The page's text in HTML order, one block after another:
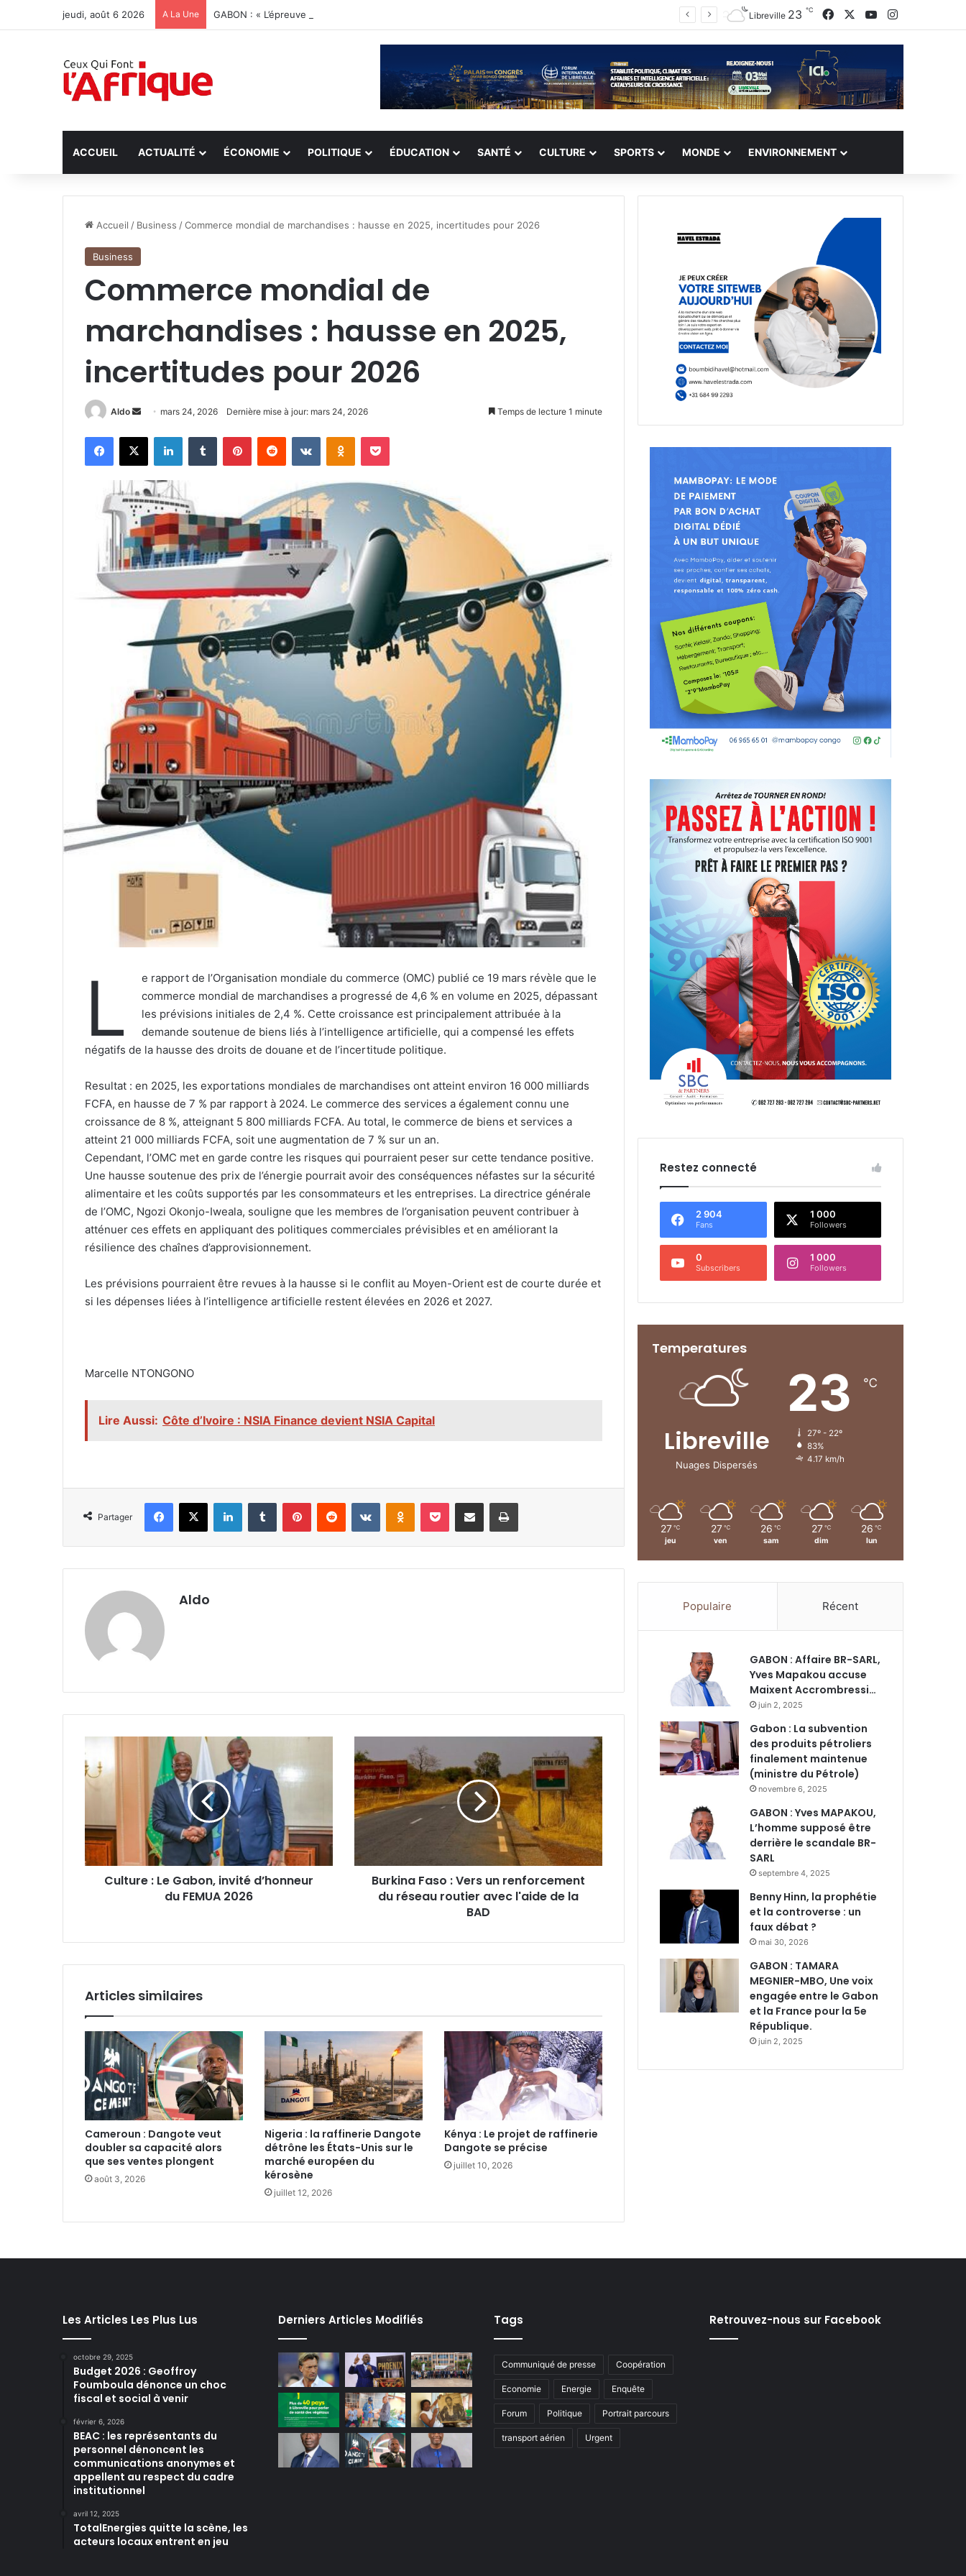
jeudi, août 6 2026 A La Une GABON : « L’épreuve peut devenir le début d’une vie nouvelle » Jonathan Diamant Boukinda Libreville 23 ℃ FacebookYouTubeInstagram
ACCUEIL ACTUALITÉ ÉCONOMIE POLITIQUE ÉDUCATION SANTÉ CULTURE SPORTS MONDE ENVIRONNEMENT
Accueil / Business /Commerce mondial de marchandises : hausse en 2025, incertitudes pour 2026
Business
Commerce mondial de
marchandises : hausse en 2025,
incertitudes pour 2026
Aldo
Envoyer
courriel
mars 24, 2026 Dernière mise à jour: mars 24, 2026 Temps de lecture 1 minute
Facebook
X LinkedinTumblr PinterestReddit VKontakteOdnoklassniki
Pocket
L
e rapport de l’Organisation mondiale du commerce (OMC) publié ce 19 mars révèle que le
commerce mondial de marchandises a progressé de 4,6 % en volume en 2025, dépassant
les prévisions initiales de 2,4 %. Cette croissance est principalement attribuée à la
demande soutenue de biens liés à l’intelligence artificielle, qui a compensé les effets
négatifs de la hausse des droits de douane et de l’incertitude politique.
‎Resultat : en 2025, les exportations mondiales de marchandises ont atteint environ 16 000 milliards
FCFA, en hausse de 7 % par rapport à 2024. Le commerce des services a également connu une
croissance de 8 %, atteignant 5 800 milliards FCFA. Au total, le commerce de biens et services a
atteint 21 000 milliards FCFA, soit une augmentation de 7 % sur un an.
‎Cependant, l’OMC met en garde contre les risques qui pourraient peser sur cette tendance positive.
Une hausse soutenue des prix de l’énergie pourrait avoir des conséquences néfastes sur la sécurité
alimentaire et les coûts supportés par les consommateurs et les entreprises. La directrice générale
de l’OMC, Ngozi Okonjo-Iweala, souligne que les membres de l’organisation peuvent contribuer à
atténuer ces effets en appliquant des politiques commerciales prévisibles et en améliorant la
résilience des chaînes d’approvisionnement.
‎Les prévisions pourraient être revues à la hausse si le conflit au Moyen-Orient est de courte durée et
si les dépenses liées à l’intelligence artificielle restent élevées en 2026 et 2027.
‎Marcelle NTONGONO
Lire Aussi: Côte d’Ivoire : NSIA Finance devient NSIA Capital
Partager
Facebook
X LinkedinTumblr PinterestReddit VKontakteOdnoklassniki
Pocket Partager par email Imprimer
Aldo
Culture
:
Le
Gabon,
du
FEMUA
2026
Culture : Le Gabon, invité d’honneur
du FEMUA 2026
Faso
:
Vers
un
renforcement
routier
avec
BAD
Burkina Faso : Vers un renforcement
du réseau routier avec l'aide de la
BAD
Articles similaires
Cameroun : Dangote veut
doubler sa capacité alors
que ses ventes plongent‎
août 3, 2026
‎Nigeria : la raffinerie Dangote
détrône les États-Unis sur le
marché européen du
kérosène‎
juillet 12, 2026
Kénya : Le projet de raffinerie
Dangote se précise
juillet 10, 2026
Restez connecté
2 904
Fans
1 000
Followers
0
Subscribers
1 000
Followers
Temperatures
Libreville
Nuages Dispersés
23 ℃
27º - 22º
83%
4.17 km/h
27 ℃
jeu
27 ℃
ven
26 ℃
sam
27 ℃
dim
26 ℃
lun
Populaire Récent
GABON : Affaire BR-SARL,
Yves Mapakou accuse
Maixent Accrombressi…
juin 2, 2025
Gabon : La subvention
des produits pétroliers
finalement maintenue
(ministre du Pétrole)
novembre 6, 2025
GABON : Yves MAPAKOU,
L’homme supposé être
derrière le scandale BR-
SARL
septembre 4, 2025
Benny Hinn, la prophétie
et la controverse : un
faux débat ?
mai 30, 2026
GABON : TAMARA
MEGNIER-MBO, Une voix
engagée entre le Gabon
et la France pour la 5e
République.
juin 2, 2025
Les Articles Les Plus Lus
octobre 29, 2025
Budget 2026 : Geoffroy
Foumboula dénonce un choc
fiscal et social à venir
février 6, 2026
BEAC : les représentants du
personnel dénoncent les
communications anonymes et
appellent au respect du cadre
institutionnel
avril 12, 2025
TotalEnergies quitte la scène, les
acteurs locaux entrent en jeu
Derniers Articles Modifiés Tags
Communiqué de presse Coopération
Economie Energie Enquête
Forum Politique Portrait parcours
transport aérien Urgent
Retrouvez-nous sur Facebook